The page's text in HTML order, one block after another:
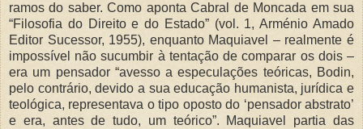
ramos do saber. Como aponta Cabral de Moncada em sua
“Filosofia do Direito e do Estado” (vol. 1, Arménio Amado
Editor Sucessor, 1955), enquanto Maquiavel – realmente é
impossível não sucumbir à tentação de comparar os dois –
era um pensador “avesso a especulações teóricas, Bodin,
pelo contrário, devido a sua educação humanista, jurídica e
teológica, representava o tipo oposto do ‘pensador abstrato’
e era, antes de tudo, um teórico”. Maquiavel partia das